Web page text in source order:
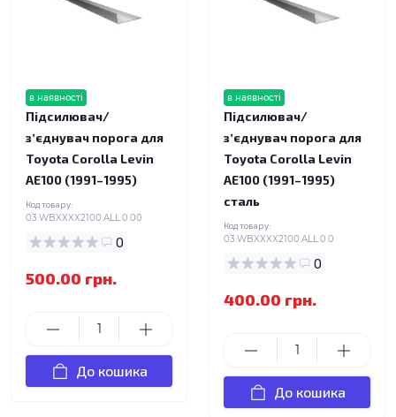
в наявності
Підсилювач/
зʼєднувач порога для
Toyota Corolla Levin
AE100 (1991–1995)
Код товару:
03.WBXXXX2100.ALL.0.00
0
500.00 грн.
До кошика
в наявності
Підсилювач/
зʼєднувач порога для
Toyota Corolla Levin
AE100 (1991–1995)
сталь
Код товару:
03.WBXXXX2100.ALL.0.0
0
400.00 грн.
До кошика